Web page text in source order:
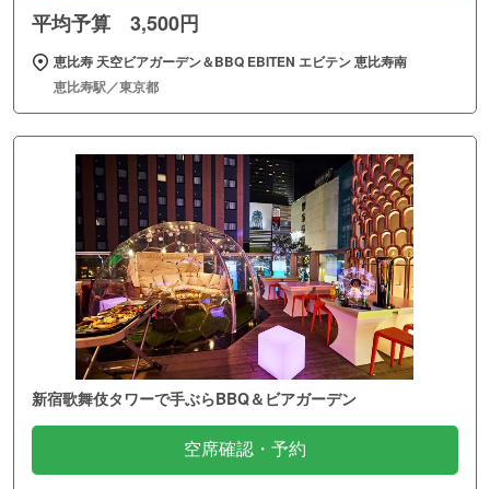
平均予算 3,500円
恵比寿 天空ビアガーデン＆BBQ EBITEN エビテン 恵比寿南
恵比寿駅／東京都
新宿歌舞伎タワーで手ぶらBBQ＆ビアガーデン
空席確認・予約